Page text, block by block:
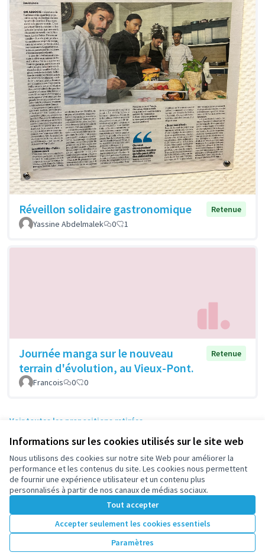
Informations sur les cookies utilisés sur le site web
Nous utilisons des cookies sur notre site Web pour améliorer la
performance et les contenus du site. Les cookies nous permettent
de fournir une expérience utilisateur et un contenu plus
personnalisés à partir de nos canaux de médias sociaux.
Tout accepter
Accepter seulement les cookies essentiels
Paramètres
Réveillon solidaire gastronomique
Retenue
Yassine Abdelmalek
0 1
Journée manga sur le nouveau
terrain d'évolution, au Vieux-Pont.
Retenue
Francois 0 0
Voir toutes les propositions retirées
Conditions d'utilisation
Paramètres des cookies
participez.nanterre.fr sur X
(Lien externe)
participez.nanterre.fr sur Facebook
participez.nanterre.fr sur Instagram
participez.nanterre.fr sur YouTube
(Lien externe)
participez.nanterre.fr sur GitHub
(Lien externe)
Site réalisé grâce aulogiciel libre Decidim .
Licence
(Lien